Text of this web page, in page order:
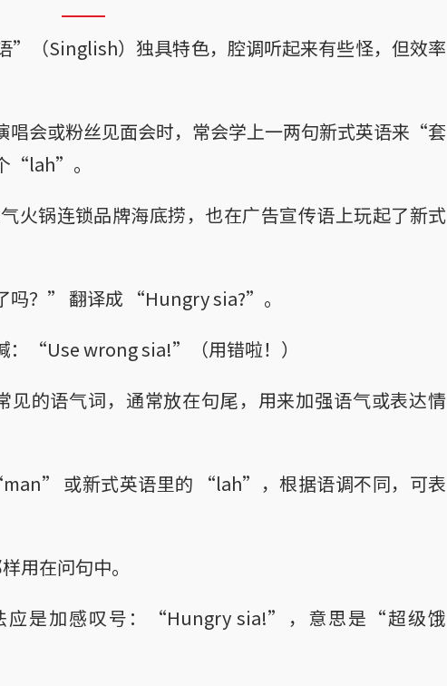
”（Singlish）独具特色，腔调听起来有些怪，但效率
唱会或粉丝见面会时，常会学上一两句新式英语来“套
“lah”。
火锅连锁品牌海底捞，也在广告宣传语上玩起了新式
吗？” 翻译成 “Hungry sia?”。
：“Use wrong sia!”（用错啦！）
的语气词，通常放在句尾，用来加强语气或表达情
或新式英语里的 “lah”，根据语调不同，可表
用在问句中。
是加感叹号：“Hungry sia!”，意思是“超级饿